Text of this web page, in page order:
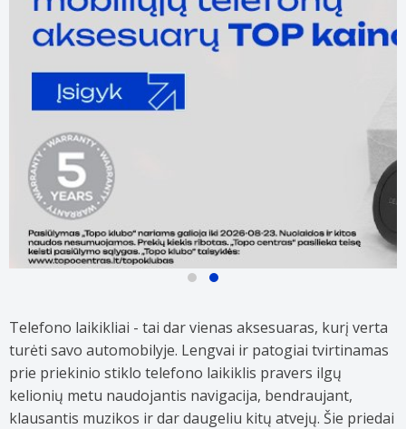
Atrinktiems
aksesuarams
TOP
kainos!
Daugeliui
telefonų
aksesuarų
TOP
Telefono laikikliai - tai dar vienas aksesuaras, kurį verta
turėti savo automobilyje. Lengvai ir patogiai tvirtinamas
prie priekinio stiklo telefono laikiklis pravers ilgų
kelionių metu naudojantis navigacija, bendraujant,
klausantis muzikos ir dar daugeliu kitų atvejų. Šie priedai